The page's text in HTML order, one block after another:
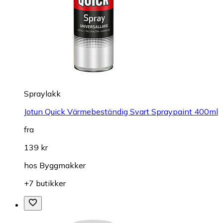
Spraylakk
Jotun Quick Värmebeständig Svart Spraypaint 400ml
fra
139 kr
hos Byggmakker
+7 butikker